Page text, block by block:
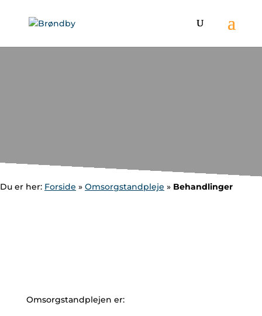
Du er her: Forside » Omsorgstandpleje » Behandlinger
Omsorgstandplejen er: